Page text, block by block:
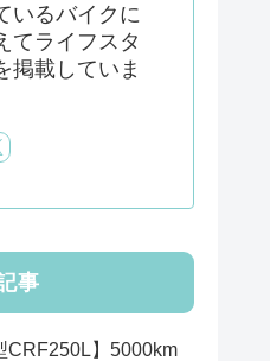
いるバイクに
てライフスタ
掲載していま
事
CRF250L】5000km